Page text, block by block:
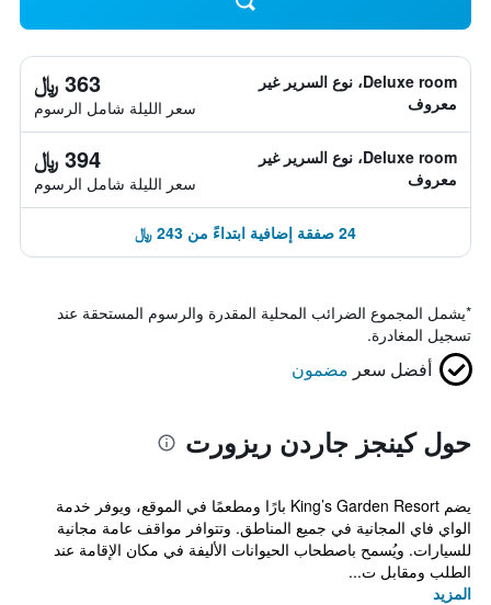
Deluxe room، نوع السرير غير
معروف
363 ﷼
سعر الليلة شامل الرسوم
Deluxe room، نوع السرير غير
معروف
394 ﷼
سعر الليلة شامل الرسوم
24 صفقة إضافية ابتداءً من 243 ﷼
*يشمل المجموع الضرائب المحلية المقدرة والرسوم المستحقة عند
تسجيل المغادرة.
أفضل سعر مضمون
حول كينجز جاردن ريزورت
يضم King’s Garden Resort بارًا ومطعمًا في الموقع، ويوفر خدمة
الواي فاي المجانية في جميع المناطق. وتتوافر مواقف عامة مجانية
للسيارات. ويُسمح باصطحاب الحيوانات الأليفة في مكان الإقامة عند
الطلب ومقابل ت...
المزيد